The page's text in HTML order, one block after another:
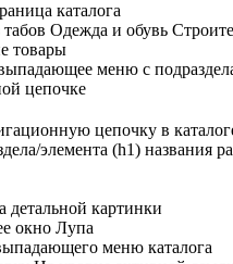
каталога
табов Одежда и обувь
товары
меню с
цепочке
цепочку в
элемента (h1) названия
детальной картинки
окно Лупа
меню каталога